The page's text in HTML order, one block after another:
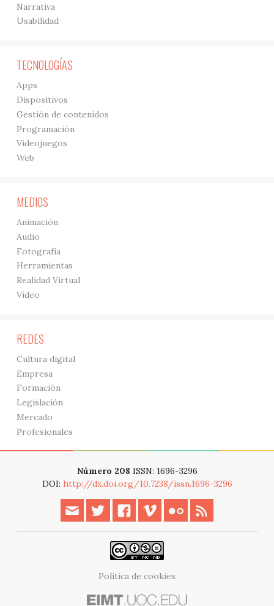
Narrativa
Usabilidad
TECNOLOGÍAS
Apps
Dispositivos
Gestión de contenidos
Programación
Videojuegos
Web
MEDIOS
Animación
Audio
Fotografía
Herramientas
Realidad Virtual
Vídeo
REDES
Cultura digital
Empresa
Formación
Legislación
Mercado
Profesionales
Número 208 ISSN: 1696-3296
DOI: http://dx.doi.org/10.7238/issn.1696-3296
Política de cookies